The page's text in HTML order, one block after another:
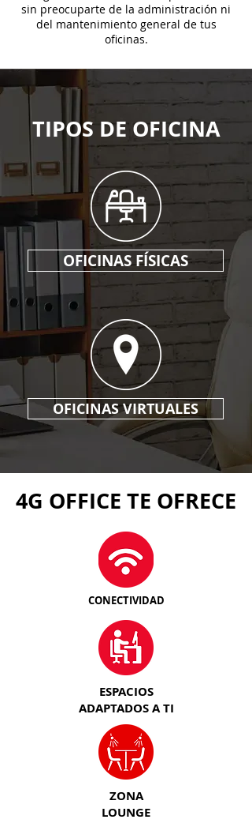
sin preocuparte de la administración ni
del mantenimiento general de tus
oficinas.
TIPOS DE OFICINA
OFICINAS FÍSICAS
OFICINAS VIRTUALES
4G OFFICE TE OFRECE
CONECTIVIDAD
ESPACIOS
ADAPTADOS A TI
ZONA
LOUNGE